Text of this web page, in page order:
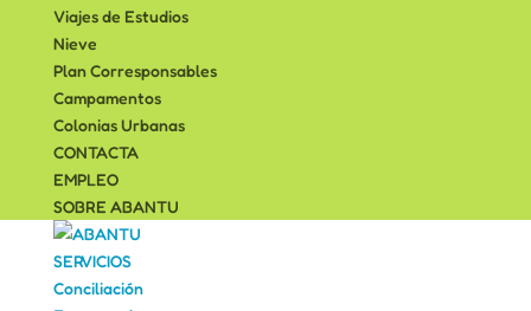
Viajes de Estudios
Nieve
Plan Corresponsables
Campamentos
Colonias Urbanas
CONTACTA
EMPLEO
SOBRE ABANTU
SERVICIOS
Conciliación